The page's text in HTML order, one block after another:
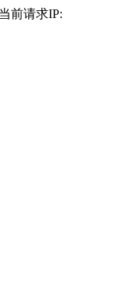
前请求IP: